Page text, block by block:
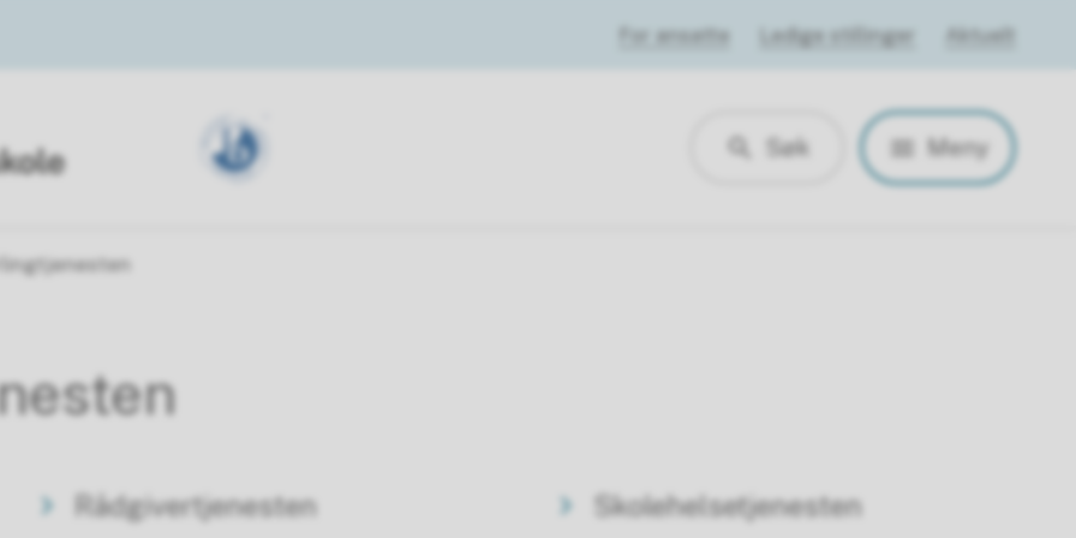
For ansatte Ledige stillinger Aktuelt
Søk Meny
Rådgivertjenesten Skolehelsetjenesten